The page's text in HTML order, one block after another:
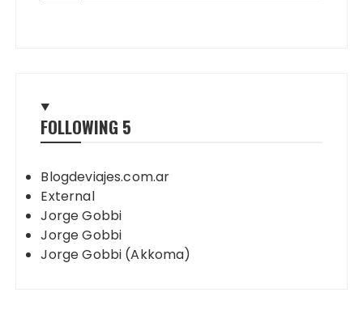
FOLLOWING 5
Blogdeviajes.com.ar
External
Jorge Gobbi
Jorge Gobbi
Jorge Gobbi (Akkoma)